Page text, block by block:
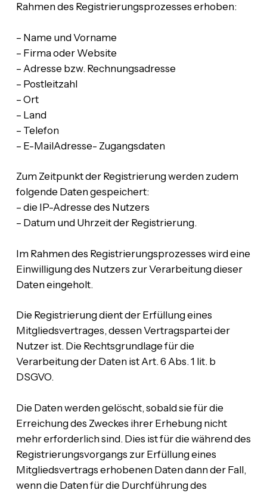
Rahmen des Registrierungsprozesses erhoben:
– Name und Vorname
– Firma oder Website
– Adresse bzw. Rechnungsadresse
– Postleitzahl
– Ort
– Land
– Telefon
– E-MailAdresse- Zugangsdaten
Zum Zeitpunkt der Registrierung werden zudem
folgende Daten gespeichert:
– die IP-Adresse des Nutzers
– Datum und Uhrzeit der Registrierung.
Im Rahmen des Registrierungsprozesses wird eine
Einwilligung des Nutzers zur Verarbeitung dieser
Daten eingeholt.
Die Registrierung dient der Erfüllung eines
Mitgliedsvertrages, dessen Vertragspartei der
Nutzer ist. Die Rechtsgrundlage für die
Verarbeitung der Daten ist Art. 6 Abs. 1 lit. b
DSGVO.
Die Daten werden gelöscht, sobald sie für die
Erreichung des Zweckes ihrer Erhebung nicht
mehr erforderlich sind. Dies ist für die während des
Registrierungsvorgangs zur Erfüllung eines
Mitgliedsvertrags erhobenen Daten dann der Fall,
wenn die Daten für die Durchführung des